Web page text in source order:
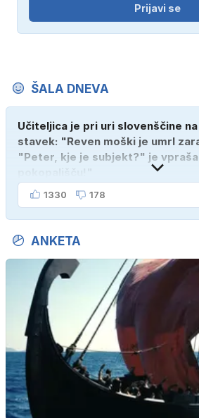
Prijavi se
ŠALA DNEVA
Učiteljica je pri uri slovenščine
stavek: "Reven moški je umrl
"Peter, kje je subjekt?" je
1330 178
ANKETA